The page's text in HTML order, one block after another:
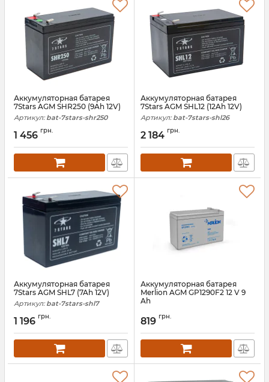
Аккумуляторная батарея
7Stars AGM SHR250 (9Ah 12V)
Артикул: bat-7stars-shr250
1 456 грн.
Аккумуляторная батарея
7Stars AGM SHL12 (12Ah 12V)
Артикул: bat-7stars-shl26
2 184 грн.
Аккумуляторная батарея
7Stars AGM SHL7 (7Ah 12V)
Артикул: bat-7stars-shl7
1 196 грн.
Аккумуляторная батарея
Merlion AGM GP1290F2 12 V 9
Ah
819 грн.